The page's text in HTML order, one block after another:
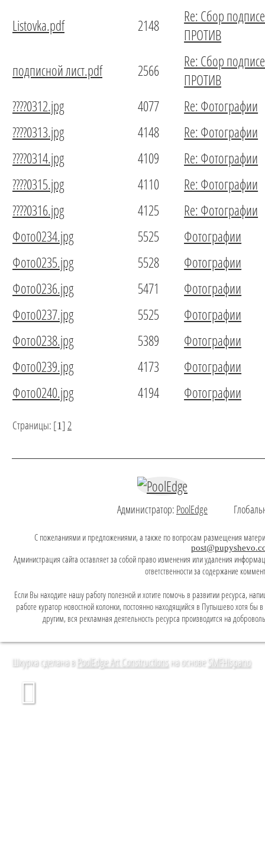
Listovka.pdf 2148
Re: Сбор
ПРОТИВ
подписной лист.pdf
2566
Re: Сбор
ПРОТИВ
????0312.jpg
4077
Re: Фотографии
????0313.jpg
4148
Re: Фотографии
????0314.jpg
4109
Re: Фотографии
????0315.jpg
4110
Re: Фотографии
????0316.jpg
4125
Re: Фотографии
Фото0234.jpg
5525
Фотографии
Фото0235.jpg
5528
Фотографии
Фото0236.jpg
5471
Фотографии
Фото0237.jpg
5525
Фотографии
Фото0238.jpg
5389
Фотографии
Фото0239.jpg
4173
Фотографии
Фото0240.jpg
4194 Фотографии
Страницы: [1] 2
Администратор: PoolEdge
C пожеланиями и предложениями, а также по вопросам размещения
Администрация сайта оставляет за собой право изменения или удаления
ответственности за содержание
Если Вы находите нашу работу полезной и хотите помочь в развитии ресурса,
работе куратор новостной колонки, постоянно находящийся в Пупышево хотя бы
другим, вся рекламная деятельность ресурса производится на
Шкурка сделана в PoolEdge Art Constructions на основеSMFHispano